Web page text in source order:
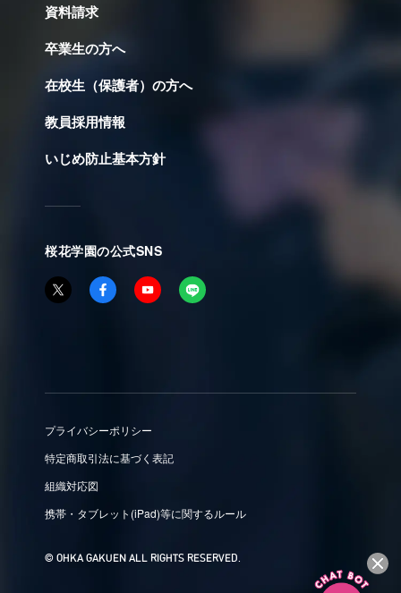
資料請求
卒業生の方へ
在校生（保護者）の方へ
教員採用情報
いじめ防止基本方針
桜花学園の公式SNS
プライバシーポリシー
特定商取引法に基づく表記
組織対応図
携帯・タブレット(iPad)等に関するルール
© OHKA GAKUEN ALL RIGHTS RESERVED.